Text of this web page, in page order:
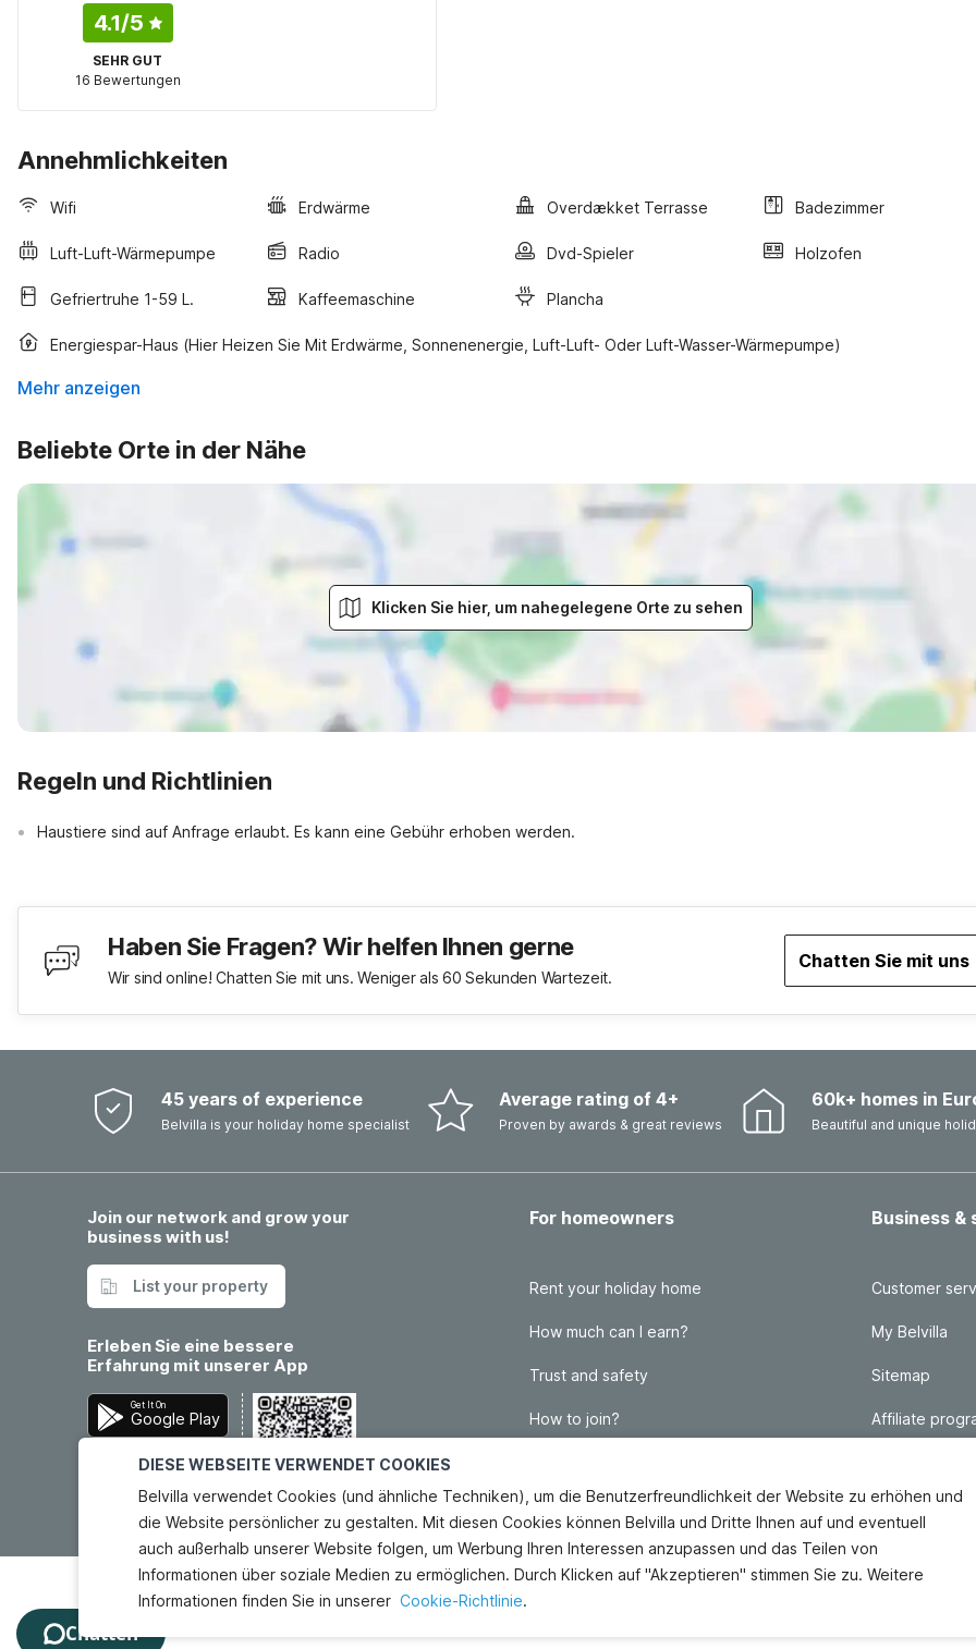
DIESE WEBSEITE VERWENDET COOKIES
Belvilla verwendet Cookies (und ähnliche Techniken), um die Benutzerfreundlichkeit der Website zu erhöhen und
die Website persönlicher zu gestalten. Mit diesen Cookies können Belvilla und Dritte Ihnen auf und eventuell
auch außerhalb unserer Website folgen, um Werbung Ihren Interessen anzupassen und das Teilen von
Informationen über soziale Medien zu ermöglichen. Durch Klicken auf "Akzeptieren" stimmen Sie zu. Weitere
Informationen finden Sie in unserer Cookie-Richtlinie.
4.1/5
SEHR GUT
16 Bewertungen
Annehmlichkeiten
Wifi Erdwärme Overdækket Terrasse Badezimmer
Luft-Luft-Wärmepumpe Radio Dvd-Spieler Holzofen
Gefriertruhe 1-59 L. Kaffeemaschine Plancha
Energiespar-Haus (hier Heizen Sie Mit Erdwärme, Sonnenenergie, Luft-Luft- Oder Luft-Wasser-Wärmepumpe)
Mehr anzeigen
Beliebte Orte in der Nähe
Klicken Sie hier, um nahegelegene Orte zu sehen
Regeln und Richtlinien
Haustiere sind auf Anfrage erlaubt. Es kann eine Gebühr erhoben werden.
Haben Sie Fragen? Wir helfen Ihnen gerne
Wir sind online! Chatten Sie mit uns. Weniger als 60 Sekunden Wartezeit.
Chatten Sie mit uns
45 years of experience
Belvilla is your holiday home specialist
Average rating of 4+
Proven by awards & great reviews
60k+ homes in
Beautiful and unique
Join our network and grow your
business with us!
List your property
Erleben Sie eine bessere
Erfahrung mit unserer App
Get It On
Google Play
Download On The
App Store
For homeowners
Rent your holiday home
How much can I earn?
Trust and safety
How to join?
Homeowner blog
Business &
Customer
My Belvilla
Sitemap
Affiliate
FAQ
Chatten